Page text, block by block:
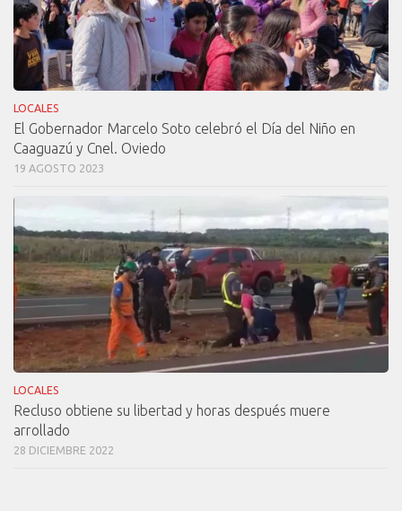
LOCALES
El Gobernador Marcelo Soto celebró el Día del Niño en
Caaguazú y Cnel. Oviedo
19 AGOSTO 2023
LOCALES
Recluso obtiene su libertad y horas después muere
arrollado
28 DICIEMBRE 2022